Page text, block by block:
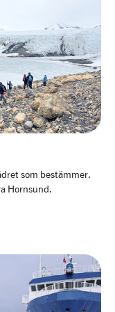
som bestämmer.
Hornsund.